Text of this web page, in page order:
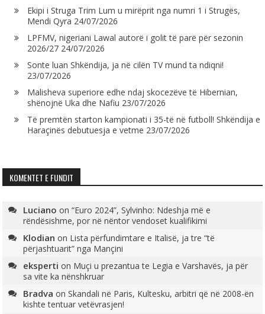
Ekipi i Struga Trim Lum u mirëprit nga numri 1 i Strugës,
Mendi Qyra 24/07/2026
LPFMV, nigeriani Lawal autorë i golit të parë për sezonin
2026/27 24/07/2026
Sonte luan Shkëndija, ja në cilën TV mund ta ndiqni!
23/07/2026
Malisheva superiore edhe ndaj skocezëve të Hibernian,
shënojnë Uka dhe Nafiu 23/07/2026
Të premtën starton kampionati i 35-të në futboll! Shkëndija e
Haraçinës debutuesja e vetme 23/07/2026
KOMENTET E FUNDIT
Luciano on“Euro 2024”, Sylvinho: Ndeshja më e
rëndësishme, por në nëntor vendoset kualifikimi
Klodian on Lista përfundimtare e Italisë, ja tre “të
përjashtuarit” nga Mançini
eksperti on Muçi u prezantua te Legia e Varshavës, ja për
sa vite ka nënshkruar
Bradva onSkandali në Paris, Kultesku, arbitri që në 2008-ën
kishte tentuar vetëvrasjen!